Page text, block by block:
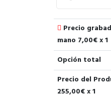
Precio
mano 7,00€ x 1
Opción total
Precio del
255,00€ x 1